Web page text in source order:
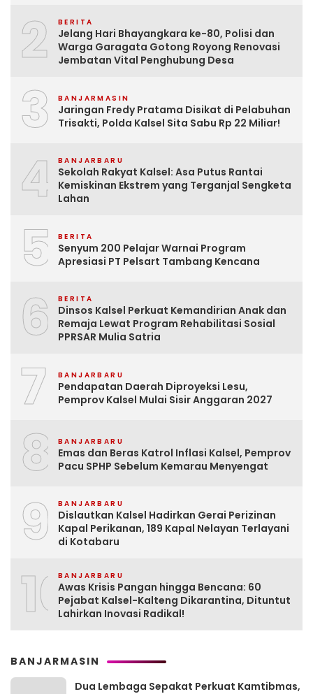
2
BERITA
Jelang Hari Bhayangkara ke-80, Polisi dan
Warga Garagata Gotong Royong Renovasi
Jembatan Vital Penghubung Desa
3 BANJARMASIN
Jaringan Fredy Pratama Disikat di Pelabuhan
Trisakti, Polda Kalsel Sita Sabu Rp 22 Miliar!
4 BANJARBARU
Sekolah Rakyat Kalsel: Asa Putus Rantai
Kemiskinan Ekstrem yang Terganjal Sengketa
Lahan
5 BERITA
Senyum 200 Pelajar Warnai Program
Apresiasi PT Pelsart Tambang Kencana
6 BERITA
Dinsos Kalsel Perkuat Kemandirian Anak dan
Remaja Lewat Program Rehabilitasi Sosial
PPRSAR Mulia Satria
7 BANJARBARU
Pendapatan Daerah Diproyeksi Lesu,
Pemprov Kalsel Mulai Sisir Anggaran 2027
8 BANJARBARU
Emas dan Beras Katrol Inflasi Kalsel, Pemprov
Pacu SPHP Sebelum Kemarau Menyengat
9 BANJARBARU
Dislautkan Kalsel Hadirkan Gerai Perizinan
Kapal Perikanan, 189 Kapal Nelayan Terlayani
di Kotabaru
10BANJARBARU
Awas Krisis Pangan hingga Bencana: 60
Pejabat Kalsel-Kalteng Dikarantina, Dituntut
Lahirkan Inovasi Radikal!
BANJARMASIN
Dua Lembaga Sepakat Perkuat Kamtibmas,